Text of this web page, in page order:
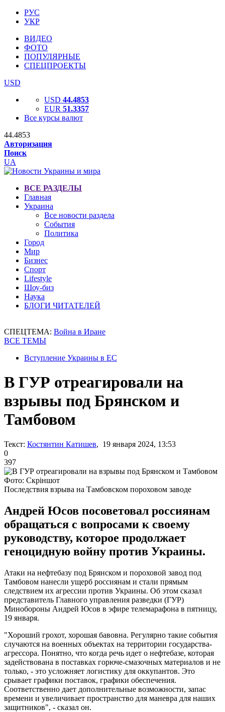
РУС
УКР
ВИДЕО
ФОТО
ПОПУЛЯРНЫЕ
СПЕЦПРОЕКТЫ
USD
USD 44.4853
EUR 51.3357
Все курсы валют
44.4853
Авторизация
Поиск
UA
ВСЕ РАЗДЕЛЫ
Главная
Украина
Все новости раздела
События
Политика
Город
Мир
Бизнес
Спорт
Lifestyle
Шоу-биз
Наука
БЛОГИ ЧИТАТЕЛЕЙ
СПЕЦТЕМА: Война в Иране
ВСЕ ТЕМЫ
Вступление Украины в ЕС
В ГУР отреагировали на
взрывы под Брянском и
Тамбовом
Текст: Костянтин Катишев, 19 января 2024, 13:53
0
397
Фото: Скріншот
Последствия взрыва на Тамбовском пороховом заводе
Андрей Юсов посоветовал россиянам
обращаться с вопросами к своему
руководству, которое продолжает
геноцидную войну против Украины.
Атаки на нефтебазу под Брянском и пороховой завод под
Тамбовом нанесли ущерб россиянам и стали прямым
следствием их агрессии против Украины. Об этом сказал
представитель Главного управления разведки (ГУР)
Минобороны Андрей Юсов в эфире телемарафона в пятницу,
19 января.
"Хороший грохот, хорошая бавовна. Регулярно такие события
случаются на военных объектах на территории государства-
агрессора. Понятно, что когда речь идет о нефтебазе, которая
задействована в поставках горюче-смазочных материалов и не
только, - это усложняет логистику для оккупантов. Это
срывает графики поставок, графики обеспечения.
Соответственно дает дополнительные возможности, запас
времени и увеличивает пространство для маневра для наших
защитников", - сказал он.